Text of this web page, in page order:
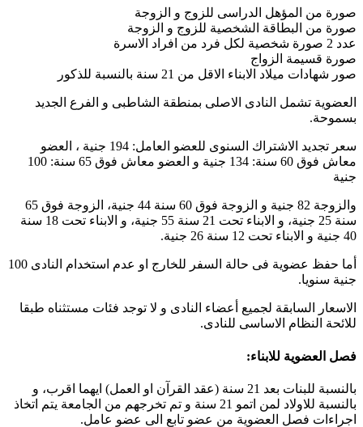
صورة من المؤهل الدراسى للزوج و الزوجة
صورة من البطاقة الشخصية للزوج و الزوجة
عدد 2 صورة شخصية لكل فرد من افراد الاسرة
صورة قسيمة الزواج
صور شهادات ميلاد الابناء الاقل من 21 سنة بالنسبة للذكور
العضوية تشمل النادى الاصلى بمنطقة الشاطبى و الفرع الجديد
بسموحة.
سعر تجديد الاشتراك السنوى للعضو العامل: 194 جنية ، العضو
معاش فوق 60 سنة: 134 جنية و العضو معاش فوق 65 سنة: 100
جنية
والزوجة 82 جنية و الزوجة فوق 60 سنة 44 جنية، الزوجة فوق 65
سنة 25 جنية، و الابناء تحت 21 سنة 55 جنية، و الابناء تحت 18 سنة
40 جنية و الابناء تحت 12 سنة 26 جنية.
أما حفظ عضوية فى حالة السفر للخارج او عدم استخدام النادى 100
جنية سنويا.
الاسعار السابقة لجميع أعضاء النادى و لا توجد فئات مستثناه طبقا
للائحة النظام الاساسى للنادى.
فصل العضوية للابناء:
بالنسبة للبنات بعد 21 سنة (عقد القرآن او العمل) ايهما اقرب، و
بالنسبة للاولاد لمن اتمو 21 سنة و تم تخرجهم من الجامعة يتم اتخاذ
اجراءات فصل العضوية من عضو تابع الى عضو عامل.